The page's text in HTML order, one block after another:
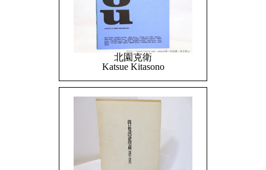
北園克衛
Katsue Kitasono